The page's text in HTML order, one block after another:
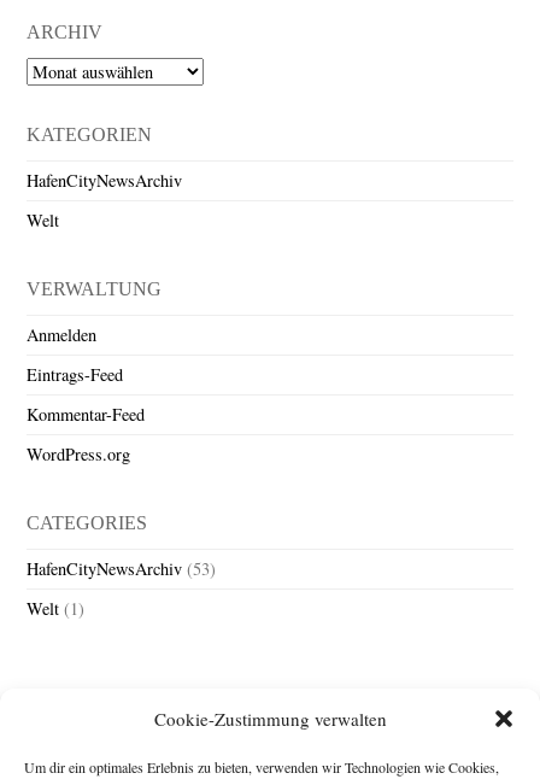
Cookie-Zustimmung verwalten
Um dir ein optimales Erlebnis zu bieten, verwenden wir Technologien wie Cookies,
ARCHIV
Archiv
KATEGORIEN
HafenCityNewsArchiv
Welt
VERWALTUNG
Anmelden
Eintrags-Feed
Kommentar-Feed
WordPress.org
CATEGORIES
HafenCityNewsArchiv (53)
Welt (1)